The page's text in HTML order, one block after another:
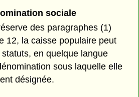
sociale
des paragraphes (1)
12, la caisse populaire peut
en quelque langue
sous laquelle elle
désignée.